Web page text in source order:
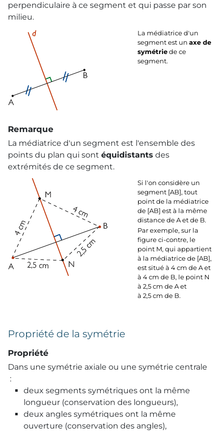
perpendiculaire à ce segment et qui passe par son
milieu.
La médiatrice d'un
segment est un axe de
symétriede ce
segment.
Remarque
La médiatrice d'un segment est l'ensemble des
points du plan qui sont équidistants des
extrémités de ce segment.
Si l'on considère un
segment [AB], tout
point de la médiatrice
de [AB] est à la même
distance de A et de B.
Par exemple, sur la
figure ci-contre, le
point M, qui appartient
à la médiatrice de [AB],
est situé à 4 cm de A et
à 4 cm de B, le point N
à 2,5 cm de A et
à 2,5 cm de B.
Propriété de la symétrie
Propriété
Dans une symétrie axiale ou une symétrie centrale
:
deux segments symétriques ont la même
longueur (conservation des longueurs),
deux angles symétriques ont la même
ouverture (conservation des angles),